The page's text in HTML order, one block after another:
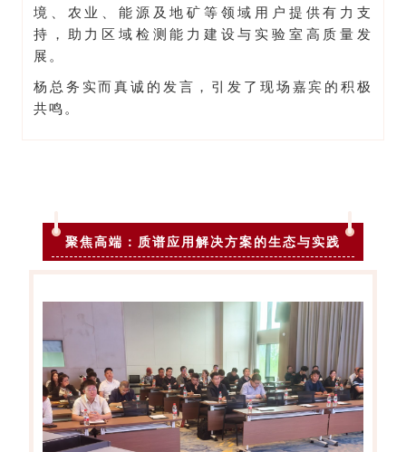
境、农业、能源及地矿等领域用户提供有力支
持，助力区域检测能力建设与实验室高质量发
展。
杨总务实而真诚的发言，引发了现场嘉宾的积极
共鸣。
聚焦高端：质谱应用解决方案的生态与实践